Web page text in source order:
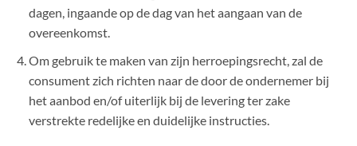
dagen, ingaande op de dag van het aangaan van de
overeenkomst.
Om gebruik te maken van zijn herroepingsrecht, zal de
consument zich richten naar de door de ondernemer bij
het aanbod en/of uiterlijk bij de levering ter zake
verstrekte redelijke en duidelijke instructies.